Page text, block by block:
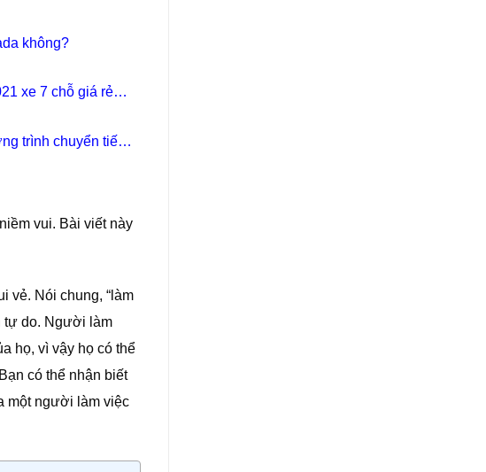
không?
xe 7 chỗ giá rẻ
trình chuyển tiếp
vui. Bài viết này
vẻ. Nói chung, “làm
tự do. Người làm
họ, vì vậy họ có thể
có thể nhận biết
một người làm việc